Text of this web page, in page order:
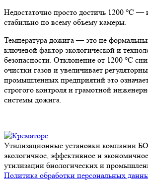
Недостаточно просто достичь 1200 °C —
стабильно по всему объему камеры.
Температура дожига — это не
ключевой фактор экологической и
безопасности. Отклонение от 1200 °C
очистки газов и увеличивает
промышленных предприятий это
строгого контроля и грамотной
системы дожига.
Утилизационные установки
экологичное, эффективное и
утилизации биологических и
Политика обработки персональных